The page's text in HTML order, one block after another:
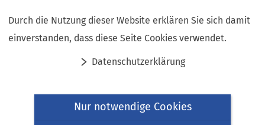
Durch die Nutzung dieser Website erklären Sie sich damit
einverstanden, dass diese Seite Cookies verwendet.
Datenschutzerklärung
Nur notwendige Cookies
Inhalt anspringen